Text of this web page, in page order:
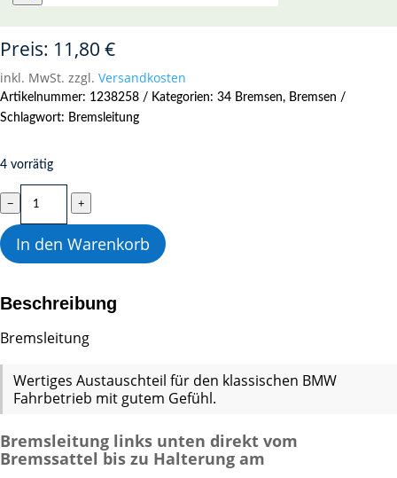
Preis: 11,80 €
inkl. MwSt. zzgl. Versandkosten
Artikelnummer: 1238258 Kategorien: 34 Bremsen, Bremsen
Schlagwort: Bremsleitung
4 vorrätig
Bremsleitung
rechts
R
45
65
− +
In den Warenkorb
Beschreibung
Bremsleitung
Wertiges Austauschteil für den klassischen BMW
Fahrbetrieb mit gutem Gefühl.
Bremsleitung links unten direkt vom
Bremssattel bis zu Halterung am